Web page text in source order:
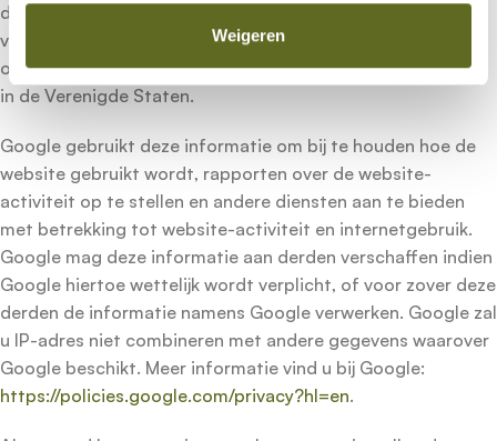
Weigeren
door het cookie gegenereerde informatie over u gebruik
van de website (met inbegrip van u IP-adres) wordt
overgebracht naar en door Google opgeslagen op servers
in de Verenigde Staten.
Google gebruikt deze informatie om bij te houden hoe de
website gebruikt wordt, rapporten over de website-
activiteit op te stellen en andere diensten aan te bieden
met betrekking tot website-activiteit en internetgebruik.
Google mag deze informatie aan derden verschaffen indien
Google hiertoe wettelijk wordt verplicht, of voor zover deze
derden de informatie namens Google verwerken. Google zal
u IP-adres niet combineren met andere gegevens waarover
Google beschikt. Meer informatie vind u bij Google:
https://policies.google.com/privacy?hl=en.